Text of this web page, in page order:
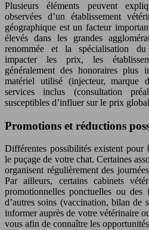
Plusieurs éléments peuvent
observées d’un établissement
géographique est un facteur
élevés dans les grandes
renommée et la spécialisation
impacter les prix, les
généralement des honoraires
matériel utilisé (injecteur, marque
services inclus (consultation
susceptibles d’influer sur le prix
Promotions et réductions
Différentes possibilités existent pour
le puçage de votre chat. Certaines
organisent régulièrement des
Par ailleurs, certains cabinets
promotionnelles ponctuelles ou des
d’autres soins (vaccination, bilan de
informer auprès de votre vétérinaire
vous afin de connaître les